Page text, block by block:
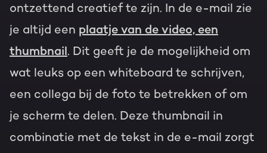
ontzettend creatief te zijn. In de e-mail zie
je altijd een plaatje van de video, een
thumbnail. Dit geeft je de mogelijkheid om
wat leuks op een whiteboard te schrijven,
een collega bij de foto te betrekken of om
je scherm te delen. Deze thumbnail in
combinatie met de tekst in de e-mail zorgt